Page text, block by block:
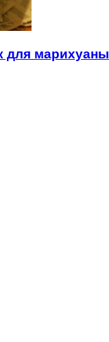
для марихуаны